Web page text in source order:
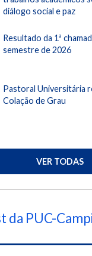
diálogo social e paz
Resultado da 1ª
semestre de 2026
Pastoral Universitária
Colação de Grau
VER TODAS
da PUC-